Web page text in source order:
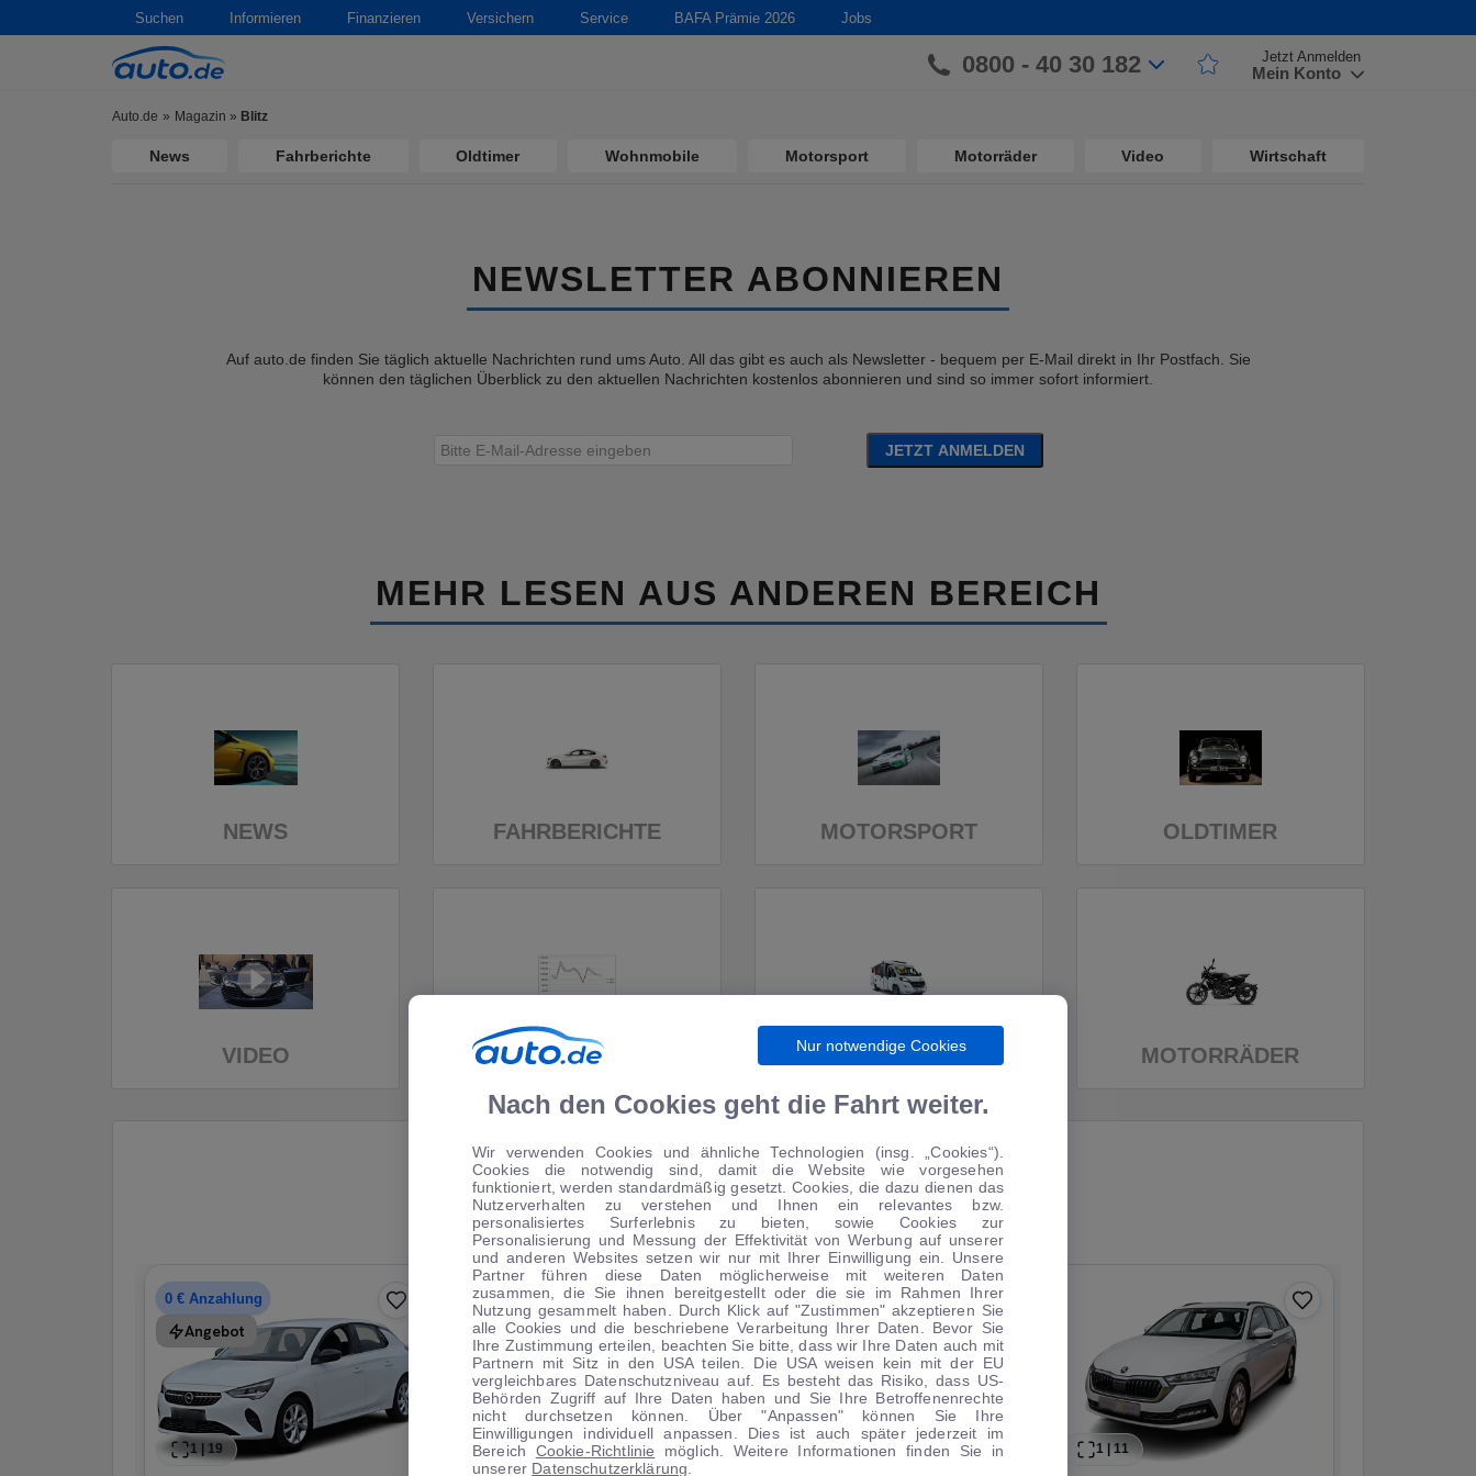
Suchen Informieren Finanzieren Versichern Service BAFA Prämie 2026 Jobs
0800 - 40 30 182 Jetzt Anmelden
Mein Konto
Auto.de Magazin » Blitz
News Fahrberichte Oldtimer Wohnmobile Motorsport Motorräder Video Wirtschaft
NEWSLETTER ABONNIEREN
Auf auto.de finden Sie täglich aktuelle Nachrichten rund ums Auto. All das gibt es auch als Newsletter - bequem per E-Mail direkt in Ihr Postfach. Sie
können den täglichen Überblick zu den aktuellen Nachrichten kostenlos abonnieren und sind so immer sofort informiert.
JETZT ANMELDEN
MEHR LESEN AUS ANDEREN BEREICH
NEWS FAHRBERICHTE MOTORSPORT OLDTIMER
VIDEO WIRTSCHAFT WOHNMOBILE MOTORRÄDER
TIPPS VOM AUTOMARKT
0 € Anzahlung
Angebot
1 19 1|17 1 |13 1 11
Nur notwendige Cookies
Nach den Cookies geht die Fahrt weiter.
Wir verwenden Cookies und ähnliche Technologien (insg. „Cookies“).
Cookies die notwendig sind, damit die Website wie vorgesehen
funktioniert, werden standardmäßig gesetzt. Cookies, die dazu dienen das
Nutzerverhalten zu verstehen und Ihnen ein relevantes bzw.
personalisiertes Surferlebnis zu bieten, sowie Cookies zur
Personalisierung und Messung der Effektivität von Werbung auf unserer
und anderen Websites setzen wir nur mit Ihrer Einwilligung ein. Unsere
Partner führen diese Daten möglicherweise mit weiteren Daten
zusammen, die Sie ihnen bereitgestellt oder die sie im Rahmen Ihrer
Nutzung gesammelt haben. Durch Klick auf "Zustimmen" akzeptieren Sie
alle Cookies und die beschriebene Verarbeitung Ihrer Daten. Bevor Sie
Ihre Zustimmung erteilen, beachten Sie bitte, dass wir Ihre Daten auch mit
Partnern mit Sitz in den USA teilen. Die USA weisen kein mit der EU
vergleichbares Datenschutzniveau auf. Es besteht das Risiko, dass US-
Behörden Zugriff auf Ihre Daten haben und Sie Ihre Betroffenenrechte
nicht durchsetzen können. Über "Anpassen" können Sie Ihre
Einwilligungen individuell anpassen. Dies ist auch später jederzeit im
Bereich Cookie-Richtlinie möglich. Weitere Informationen finden Sie in
unserer Datenschutzerklärung